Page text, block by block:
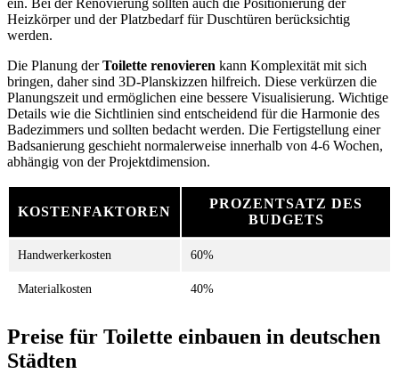
ein. Bei der Renovierung sollten auch die Positionierung der
Heizkörper und der Platzbedarf für Duschtüren berücksichtig
werden.
Die Planung derToilette renovieren kann Komplexität mit sich
bringen, daher sind 3D-Planskizzen hilfreich. Diese verkürzen die
Planungszeit und ermöglichen eine bessere Visualisierung. Wichtige
Details wie die Sichtlinien sind entscheidend für die Harmonie des
Badezimmers und sollten bedacht werden. Die Fertigstellung einer
Badsanierung geschieht normalerweise innerhalb von 4-6 Wochen,
abhängig von der Projektdimension.
KOSTENFAKTOREN
PROZENTSATZ DES
BUDGETS
Handwerkerkosten 60%
Materialkosten 40%
Preise für Toilette einbauen in deutschen
Städten